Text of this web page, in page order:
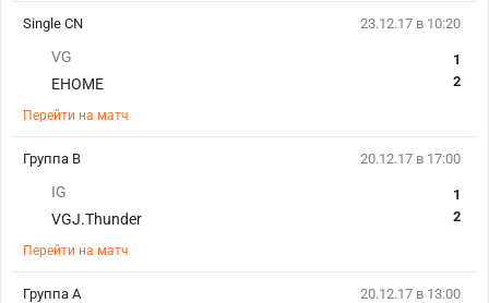
23.12.17 в 10:20
VG
EHOME
1
2
Перейти на матч
Single CN
20.12.17 в 17:00
IG
VGJ.Thunder
1
2
Перейти на матч
Группа B
20.12.17 в 13:00
Группа A